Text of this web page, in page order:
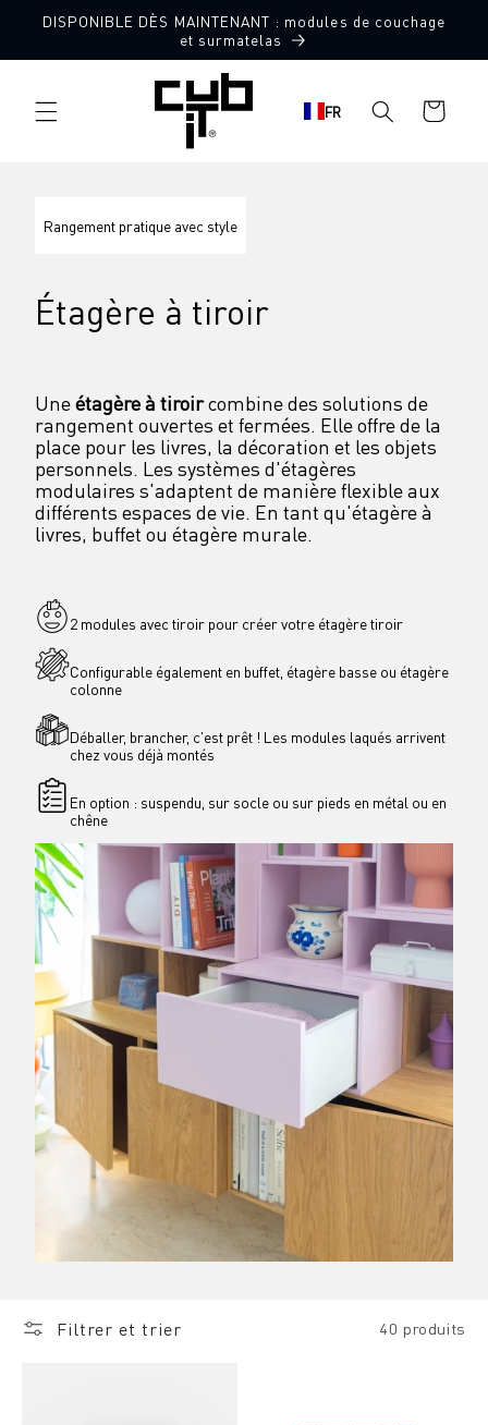
directement
DISPONIBLE DÈS MAINTENANT : modules de couchage
et surmatelas
FR
Panier
d'achat
Rangement pratique avec style
Étagère à tiroir
Une étagère à tiroir combine des solutions de
rangement ouvertes et fermées. Elle offre de la
place pour les livres, la décoration et les objets
personnels. Les systèmes d'étagères
modulaires s'adaptent de manière flexible aux
différents espaces de vie. En tant qu'étagère à
livres, buffet ou étagère murale.
2 modules avec tiroir pour créer votre étagère tiroir
Configurable également en buffet, étagère basse ou étagère
colonne
Déballer, brancher, c'est prêt ! Les modules laqués arrivent
chez vous déjà montés
En option : suspendu, sur socle ou sur pieds en métal ou en
chêne
Filtrer et trier 40 produits